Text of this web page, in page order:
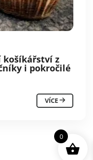
košíkářství z
i pokročilé
VÍCE
0